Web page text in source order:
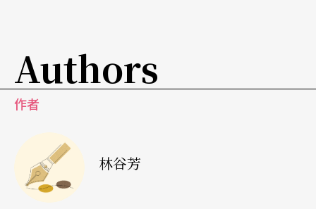
藝術相對於生活，基本上即是一種想藉由對特定現
象的「聚焦」、「轉化」以「剋期取證」地翻轉內
特色並不僅止於內在的手法應用，還牽涉到節目場
次等外在條件的安排。也因此，即使是經典樂曲，
Authors
作者
林谷芳